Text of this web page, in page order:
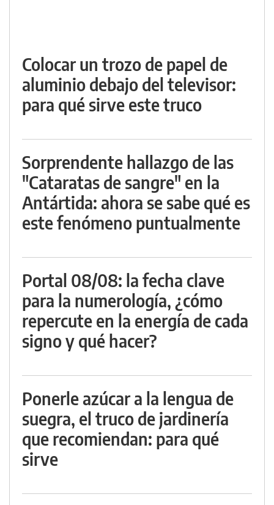
Colocar un trozo de papel de
aluminio debajo del televisor:
para qué sirve este truco
Sorprendente hallazgo de las
"Cataratas de sangre" en la
Antártida: ahora se sabe qué es
este fenómeno puntualmente
Portal 08/08: la fecha clave
para la numerología, ¿cómo
repercute en la energía de cada
signo y qué hacer?
Ponerle azúcar a la lengua de
suegra, el truco de jardinería
que recomiendan: para qué
sirve